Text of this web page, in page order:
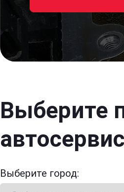
Выберите
автосервис
Выберите город: